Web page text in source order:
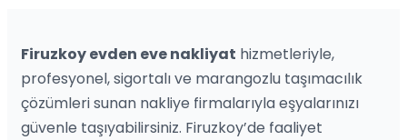
Firuzkoy evden eve nakliyat hizmetleriyle,
profesyonel, sigortalı ve marangozlu taşımacılık
çözümleri sunan nakliye firmalarıyla eşyalarınızı
güvenle taşıyabilirsiniz. Firuzkoy’de faaliyet